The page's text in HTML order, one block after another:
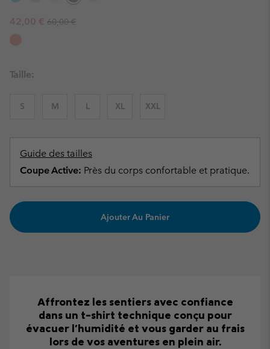
Sale price:
42,00 € Regular price:
60,00 €
Taille:
S M L XL XXL
Guide des tailles
Coupe Active: Près du corps confortable et pratique.
Ajouter Au Panier
Affrontez les sentiers avec confiance
dans un t-shirt technique conçu pour
évacuer l'humidité et vous garder au frais
lors de vos aventures en plein air.